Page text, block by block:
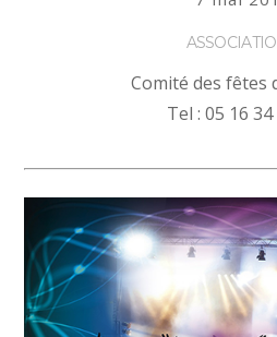
Comité des fêtes
Tel : 05 16